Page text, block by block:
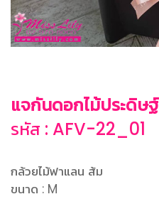
แจกันดอกไม้ประดิษฐ์
รหัส : AFV-22_01
กล้วยไม้ฟาแลน ส้ม
ขนาด : M